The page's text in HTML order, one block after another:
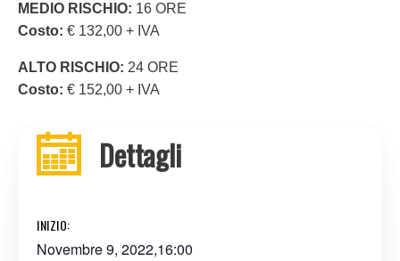
MEDIO RISCHIO: 16 ORE
Costo: € 132,00 + IVA
ALTO RISCHIO: 24 ORE
Costo: € 152,00 + IVA
Dettagli
INIZIO:
Novembre 9, 2022,16:00